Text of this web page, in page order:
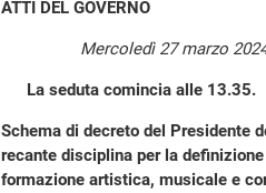
ATTI DEL GOVERNO
Mercoledì 27 marzo
La seduta comincia alle 13.35.
Schema di decreto del Presidente
recante disciplina per la
formazione artistica, musicale e